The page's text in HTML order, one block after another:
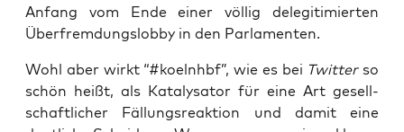
Anfang vom Ende einer völ­lig dele­gi­ti­mier­ten
Über­frem­dungs­lob­by in den Parlamenten.
Wohl aber wirkt “#koelnhbf”, wie es bei Twit­terso
schön heißt, als Kata­ly­sa­tor für eine Art gesell­
schaft­li­cher Fäl­lungs­re­ak­ti­on und damit eine